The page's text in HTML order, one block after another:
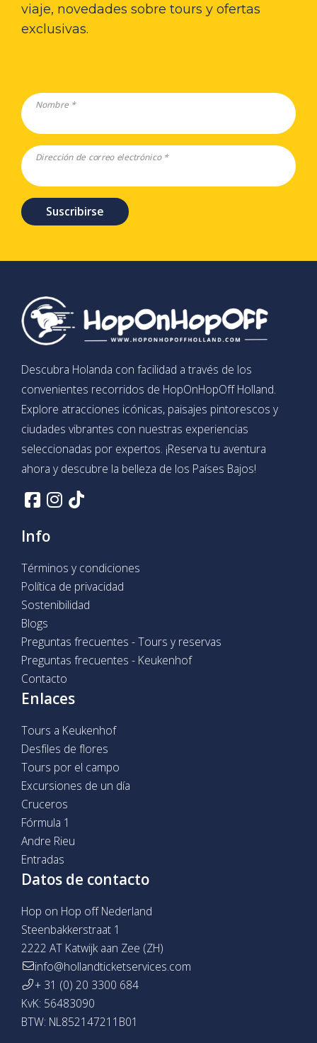
viaje, novedades sobre tours y ofertas
exclusivas.
Nombre *
Dirección de correo electrónico *
Suscribirse
Descubra Holanda con facilidad a través de los
convenientes recorridos de HopOnHopOff Holland.
Explore atracciones icónicas, paisajes pintorescos y
ciudades vibrantes con nuestras experiencias
seleccionadas por expertos. ¡Reserva tu aventura
ahora y descubre la belleza de los Países Bajos!
Info
Términos y condiciones
Política de privacidad
Sostenibilidad
Blogs
Preguntas frecuentes - Tours y reservas
Preguntas frecuentes - Keukenhof
Contacto
Enlaces
Tours a Keukenhof
Desfiles de flores
Tours por el campo
Excursiones de un día
Cruceros
Fórmula 1
Andre Rieu
Entradas
Datos de contacto
Hop on Hop off Nederland
Steenbakkerstraat 1
2222 AT Katwijk aan Zee (ZH)
info@hollandticketservices.com
+ 31 (0) 20 3300 684
KvK: 56483090
BTW: NL852147211B01